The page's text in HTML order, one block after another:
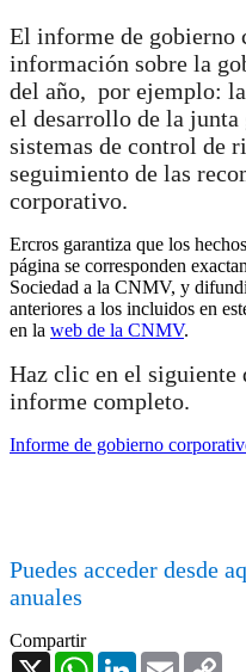
El informe de gobierno
información sobre la
del año, por ejemplo:
el desarrollo de la junta
sistemas de control de
seguimiento de las
corporativo.
Ercros garantiza que los
página se corresponden
Sociedad a la CNMV, y
anteriores a los incluidos en
en la web de la CNMV.
Haz clic en el siguiente
informe completo.
Informe de gobierno
Puedes acceder desde
anuales
Compartir
X
WhatsAppLinkedInEmail